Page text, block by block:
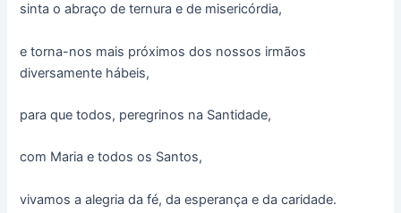
sinta o abraço de ternura e de misericórdia,
e torna-nos mais próximos dos nossos irmãos
diversamente hábeis,
para que todos, peregrinos na Santidade,
com Maria e todos os Santos,
vivamos a alegria da fé, da esperança e da caridade.